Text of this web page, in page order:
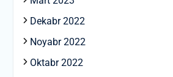
Dekabr 2022
Noyabr 2022
Oktabr 2022